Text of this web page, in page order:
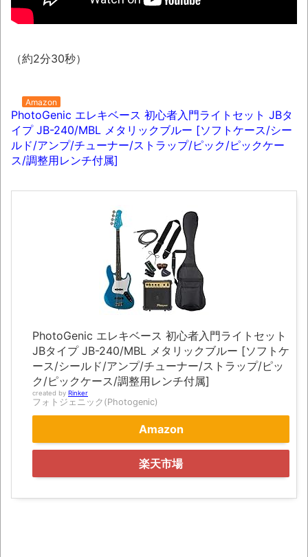
08/06NEWS!! 「トリプル台風」発生！新
たな台風は日本に近づく可能性とか
ん、配信中に自殺かとか 元ジャンポケ・斉藤
最新作『永遠の記憶』発売にファン感涙とか
YouTubeの広告に流れてきた“冷凍庫の霜取
りスプレー”が詐欺丸出しだと話題にwwww
凡庸な悪
ロープと滑車と犬マスクでエクストリーム
お前らの身体の悩み教えてくれ
『FF15』が発売10周年！ノクティスフィギ
ュアなどが当たる記念くじが登場です
みんななんだかんだ言ってお金持ってんじ
「アメリカのヤンキーがアジア人にケンカ
を売った結果ｗｗｗ」 ほか
【読書感想】山野辺太郎『いつか深い穴に
落ちるまで』
映画ちいかわ観に行ったので感想を書きま
す(若干ネタバレあり) 26/07/25
マケイン9巻＆アニメ公式ガイド感想
独学で挑んだ2026年二級建築士学科試験結
（約2分30秒）
Amazon
PhotoGenic エレキベース 初心者入門ライトセット JBタ
イプ JB-240/MBL メタリックブルー [ソフトケース/シー
ルド/アンプ/チューナー/ストラップ/ピック/ピックケー
ス/調整用レンチ付属]
PhotoGenic エレキベース 初心者入門ライトセット
JBタイプ JB-240/MBL メタリックブルー [ソフトケ
ース/シールド/アンプ/チューナー/ストラップ/ピッ
ク/ピックケース/調整用レンチ付属]
created by Rinker
フォトジェニック(Photogenic)
Amazon
楽天市場